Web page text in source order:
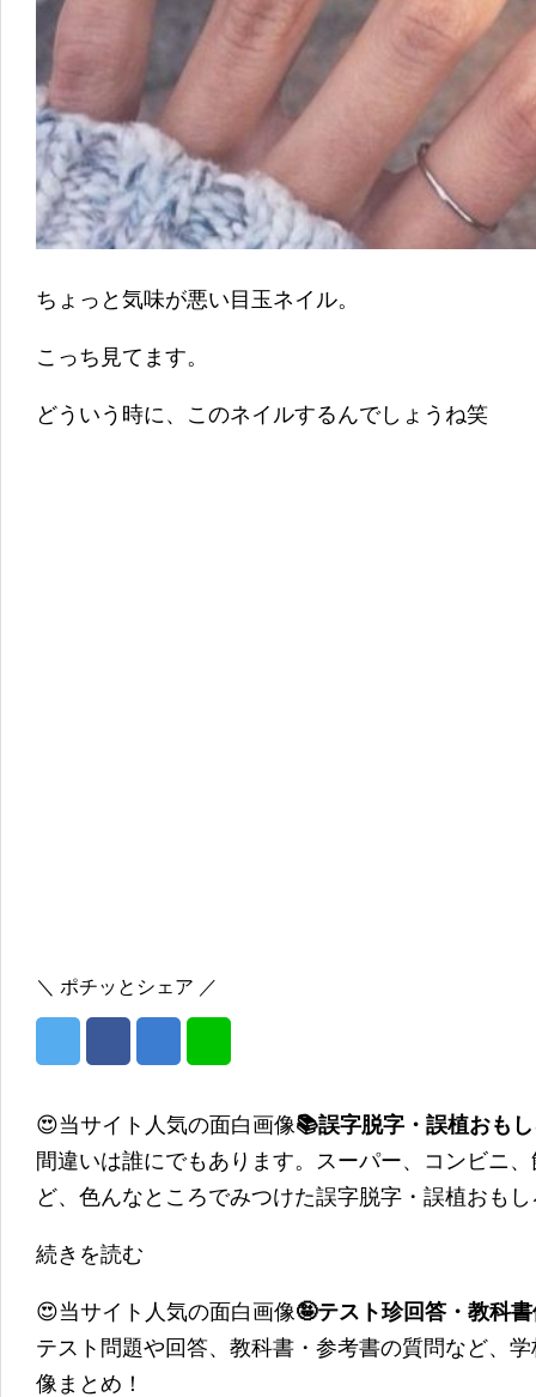
ちょっと気味が悪い目玉ネイル。
こっち見てます。
どういう時に、このネイルするんでしょうね笑
＼ ポチッとシェア ／
😍当サイト人気の面白画像📚誤字脱字・誤植おも
間違いは誰にでもあります。スーパー、コンビニ
ど、色んなところでみつけた誤字脱字・誤植おも
続きを読む
😍当サイト人気の面白画像🤪テスト珍回答・教科
テスト問題や回答、教科書・参考書の質問など、
像まとめ！